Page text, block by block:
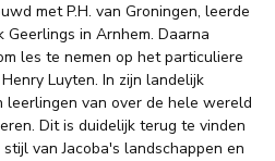
met P.H. van Groningen, leerde
Geerlings in Arnhem. Daarna
les te nemen op het particuliere
Luyten. In zijn landelijk
leerlingen van over de hele wereld
Dit is duidelijk terug te vinden
van Jacoba's landschappen en